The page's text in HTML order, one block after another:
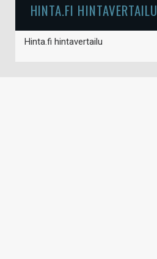
HINTA.FI HINTAVERTAILU
Hinta.fi hintavertailu